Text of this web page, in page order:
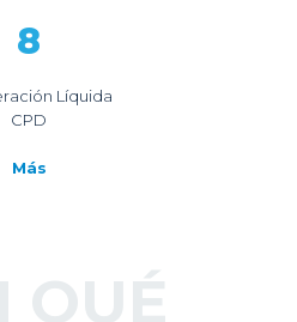
8
Líquida
CPD
Más